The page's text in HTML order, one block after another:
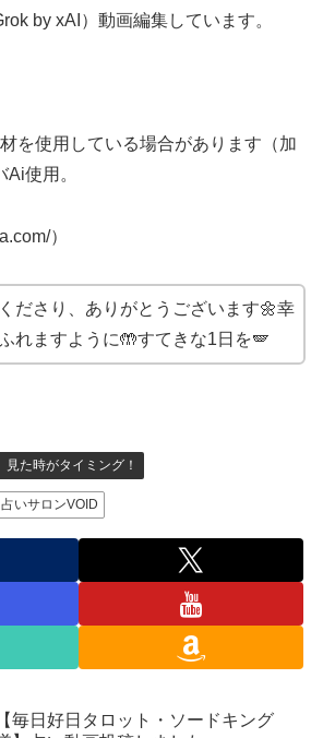
by xAI）動画編集しています。
を使用している場合があります（加
使用。
）
ださり、ありがとうございます🌼幸
れますように🤲すてきな1日を🪽
見た時がタイミング！
占いサロンVOID
【毎日好日タロット・ソードキング